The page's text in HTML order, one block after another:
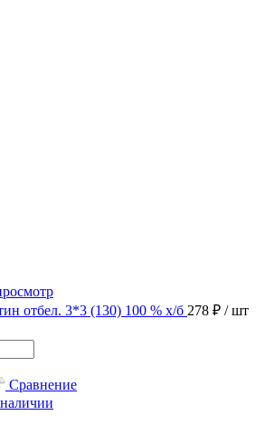
отбел. 3*3 (130) 100 % х/б 278 ₽ / шт
Сравнение